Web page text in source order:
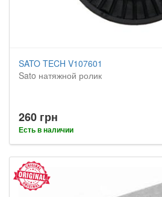
SATO TECH V107601
Sato натяжной ролик
260 грн
Есть в наличии